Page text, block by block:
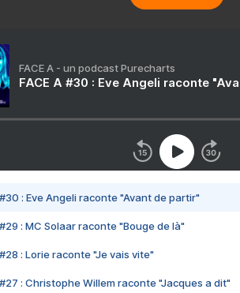
FACE A - un podcast Purecharts
FACE A #30 : Eve Angeli raconte
#30 : Eve Angeli raconte "Avant de partir"
#29 : MC Solaar raconte "Bouge de là"
#28 : Lorie raconte "Je vais vite"
#27 : Christophe Willem raconte "Jacques a dit"